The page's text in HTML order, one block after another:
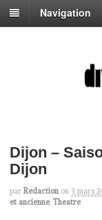
Navigation
Dijon –
Dijon
par Redaction on 3 mars
et ancienne, Theatre